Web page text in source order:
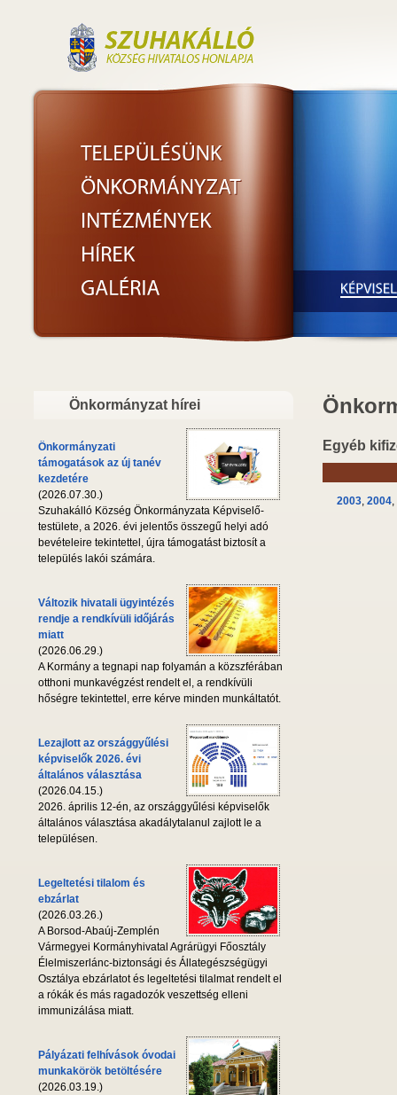
Önkormányzat hírei
Önkormányzati
támogatások az új tanév
kezdetére
(2026.07.30.)
Szuhakálló Község Önkormányzata Képviselő-
testülete, a 2026. évi jelentős összegű helyi adó
bevételeire tekintettel, újra támogatást biztosít a
település lakói számára.
Változik hivatali ügyintézés
rendje a rendkívüli időjárás
miatt
(2026.06.29.)
A Kormány a tegnapi nap folyamán a közszférában
otthoni munkavégzést rendelt el, a rendkívüli
hőségre tekintettel, erre kérve minden munkáltatót.
Lezajlott az országgyűlési
képviselők 2026. évi
általános választása
(2026.04.15.)
2026. április 12-én, az országgyűlési képviselők
általános választása akadálytalanul zajlott le a
településen.
Legeltetési tilalom és
ebzárlat
(2026.03.26.)
A Borsod-Abaúj-Zemplén
Vármegyei Kormányhivatal Agrárügyi Főosztály
Élelmiszerlánc-biztonsági és Állategészségügyi
Osztálya ebzárlatot és legeltetési tilalmat rendelt el
a rókák és más ragadozók veszettség elleni
immunizálása miatt.
Pályázati felhívások óvodai
munkakörök betöltésére
(2026.03.19.)
Egyéb
2003, 2004,